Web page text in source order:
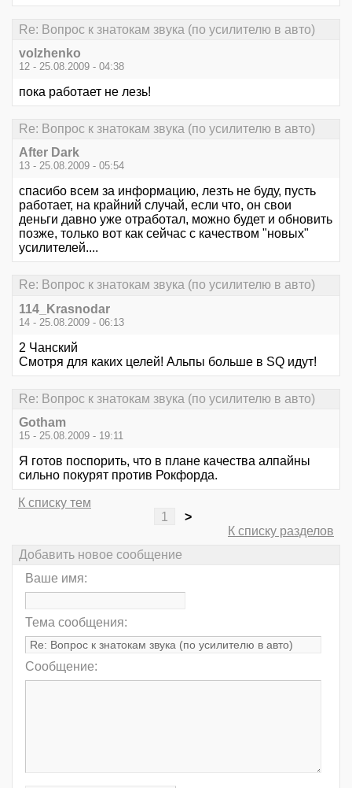
Re: Вопрос к знатокам звука (по усилителю в авто)
volzhenko
12 - 25.08.2009 - 04:38
пока работает не лезь!
Re: Вопрос к знатокам звука (по усилителю в авто)
After Dark
13 - 25.08.2009 - 05:54
спасибо всем за информацию, лезть не буду, пусть
работает, на крайний случай, если что, он свои
деньги давно уже отработал, можно будет и обновить
позже, только вот как сейчас с качеством "новых"
усилителей....
Re: Вопрос к знатокам звука (по усилителю в авто)
114_Krasnodar
14 - 25.08.2009 - 06:13
2 Чанский
Смотря для каких целей! Альпы больше в SQ идут!
Re: Вопрос к знатокам звука (по усилителю в авто)
Gotham
15 - 25.08.2009 - 19:11
Я готов поспорить, что в плане качества алпайны
сильно покурят против Рокфорда.
К списку тем
1
>
К списку разделов
Добавить новое сообщение
Ваше имя:
Тема сообщения:
Сообщение: